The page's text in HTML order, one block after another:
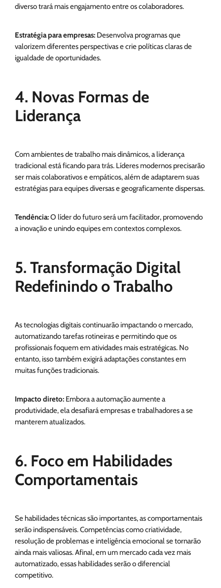
diverso trará mais engajamento entre os colaboradores.
Estratégia para empresas: Desenvolva programas que
valorizem diferentes perspectivas e crie políticas claras de
igualdade de oportunidades.
4. Novas Formas de
Liderança
Com ambientes de trabalho mais dinâmicos, a liderança
tradicional está ficando para trás. Líderes modernos precisarão
ser mais colaborativos e empáticos, além de adaptarem suas
estratégias para equipes diversas e geograficamente dispersas.
Tendência:O líder do futuro será um facilitador, promovendo
a inovação e unindo equipes em contextos complexos.
5. Transformação Digital
Redefinindo o Trabalho
As tecnologias digitais continuarão impactando o mercado,
automatizando tarefas rotineiras e permitindo que os
profissionais foquem em atividades mais estratégicas. No
entanto, isso também exigirá adaptações constantes em
muitas funções tradicionais.
Impacto direto: Embora a automação aumente a
produtividade, ela desafiará empresas e trabalhadores a se
manterem atualizados.
6. Foco em Habilidades
Comportamentais
Se habilidades técnicas são importantes, as comportamentais
serão indispensáveis. Competências como criatividade,
resolução de problemas e inteligência emocional se tornarão
ainda mais valiosas. Afinal, em um mercado cada vez mais
automatizado, essas habilidades serão o diferencial
competitivo.